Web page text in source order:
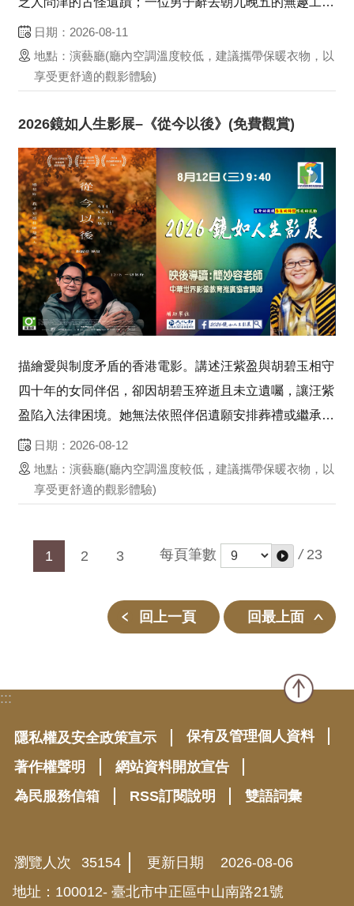
作，踏上似是返鄉探親又像逃亡的神秘旅程，還有偷眼鏡
的火雞、喪禮上蒐集淚水的專 家，幾條看似平行的生命
軌跡，在溫尼伯與德黑蘭間的灰色地帶意外交織，時空
日期：2026-08-11
地點：演藝廳(廳內空調溫度較低，建議攜帶保暖衣物，以
享受更舒適的觀影體驗)
2026鏡如人生影展–《從今以後》(免費觀賞)
描繪愛與制度矛盾的香港電影。講述汪紫盈與胡碧玉相守
四十年的女同伴侶，卻因胡碧玉猝逝且未立遺囑，讓汪紫
盈陷入法律困境。她無法依照伴侶遺願安排葬禮或繼承遺
產，甚至失去共同生活的家。電影揭示制度的冷漠如何使
愛情顯得脆弱，並凸顯「葬禮、遺產、家」背後的尊嚴意
義。雖以同志為主角，卻觸及所有人面對失去與孤獨的
日期：2026-08-12
地點：演藝廳(廳內空調溫度較低，建議攜帶保暖衣物，以
享受更舒適的觀影體驗)
1 2 3 每頁筆數 / 23
回上一頁 回最上面
:::
隱私權及安全政策宣示
保有及管理個人資料
著作權聲明
網站資料開放宣告
為民服務信箱
RSS訂閱說明 雙語詞彙
瀏覽人次 35154 更新日期
2026-08-06
地址：100012- 臺北市中正區中山南路21號